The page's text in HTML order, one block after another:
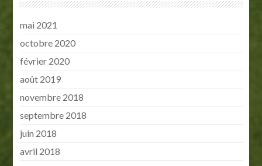
mai 2021
octobre 2020
février 2020
août 2019
novembre 2018
septembre 2018
juin 2018
avril 2018